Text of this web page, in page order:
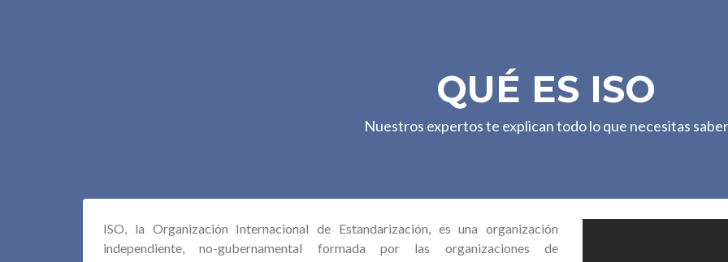
QUÉ ES ISO
Nuestros expertos te explican todo lo que necesitas saber
ISO, la Organización Internacional de Estandarización, es una organización
independiente, no-gubernamental formada por las organizaciones de